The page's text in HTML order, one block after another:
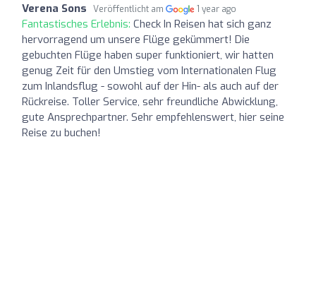
Verena Sons Veröffentlicht am 1 year ago
Fantastisches Erlebnis: Check In Reisen hat sich ganz
hervorragend um unsere Flüge gekümmert! Die
gebuchten Flüge haben super funktioniert, wir hatten
genug Zeit für den Umstieg vom Internationalen Flug
zum Inlandsflug - sowohl auf der Hin- als auch auf der
Rückreise. Toller Service, sehr freundliche Abwicklung,
gute Ansprechpartner. Sehr empfehlenswert, hier seine
Reise zu buchen!